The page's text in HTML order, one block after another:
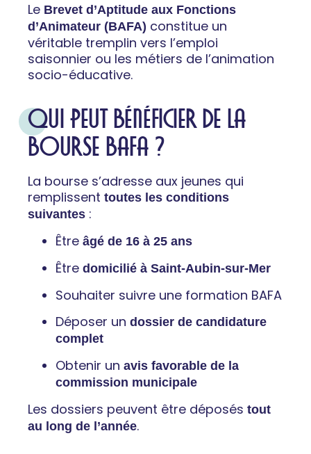
Le Brevet d’Aptitude aux Fonctions
d’Animateur (BAFA) constitue un
véritable tremplin vers l’emploi
saisonnier ou les métiers de l’animation
socio-éducative.
QUI PEUT BÉNÉFICIER DE LA
BOURSE BAFA ?
La bourse s’adresse aux jeunes qui
remplissent toutes les conditions
suivantes :
Être âgé de 16 à 25 ans
Être domicilié à Saint-Aubin-sur-Mer
Souhaiter suivre une formation BAFA
Déposer un dossier de candidature
complet
Obtenir un avis favorable de la
commission municipale
Les dossiers peuvent être déposés tout
au long de l’année.